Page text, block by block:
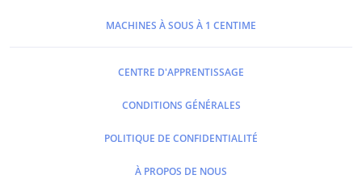
MACHINES À SOUS À 1 CENTIME
CENTRE D'APPRENTISSAGE
CONDITIONS GÉNÉRALES
POLITIQUE DE CONFIDENTIALITÉ
À PROPOS DE NOUS